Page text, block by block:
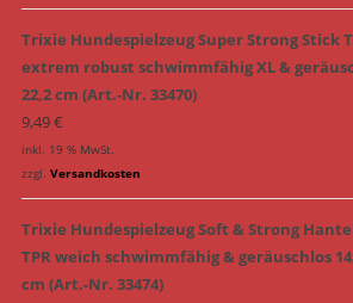
Trixie Hundespielzeug Super Strong Stick
extrem robust schwimmfähig XL &
22,2 cm (Art.-Nr. 33470)
9,49€
inkl. 19 % MwSt.
zzgl. Versandkosten
Trixie Hundespielzeug Soft & Strong
TPR weich schwimmfähig & geräuschlos
cm (Art.-Nr. 33474)